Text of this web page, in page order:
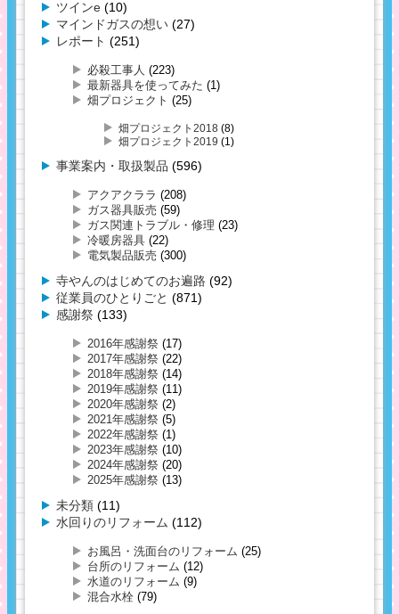
ツインe (10)
マインドガスの想い (27)
レポート (251)
必殺工事人 (223)
最新器具を使ってみた (1)
畑プロジェクト (25)
畑プロジェクト2018 (8)
畑プロジェクト2019 (1)
事業案内・取扱製品 (596)
アクアクララ (208)
ガス器具販売 (59)
ガス関連トラブル・修理 (23)
冷暖房器具 (22)
電気製品販売 (300)
寺やんのはじめてのお遍路 (92)
従業員のひとりごと (871)
感謝祭 (133)
2016年感謝祭 (17)
2017年感謝祭 (22)
2018年感謝祭 (14)
2019年感謝祭 (11)
2020年感謝祭 (2)
2021年感謝祭 (5)
2022年感謝祭 (1)
2023年感謝祭 (10)
2024年感謝祭 (20)
2025年感謝祭 (13)
未分類 (11)
水回りのリフォーム (112)
お風呂・洗面台のリフォーム (25)
台所のリフォーム (12)
水道のリフォーム (9)
混合水栓 (79)